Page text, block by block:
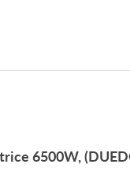
6500W,